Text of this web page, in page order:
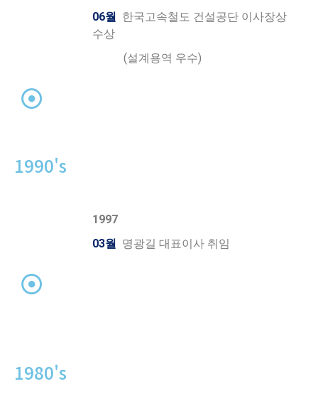
06월 한국고속철도 건설공단 이사장상
수상
(설계용역 우수)
1990's
1997
03월 명광길 대표이사 취임
1980's